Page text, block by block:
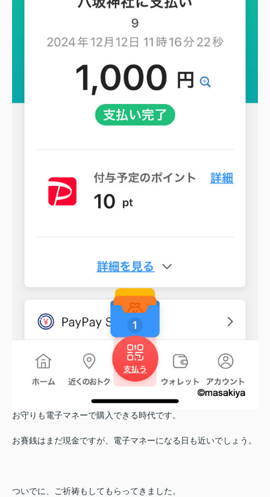
お守りも電子マネーで購入できる時代です。
お賽銭はまだ現金ですが、電子マネーになる日も近いでしょう。
ついでに、ご祈祷もしてもらってきました。